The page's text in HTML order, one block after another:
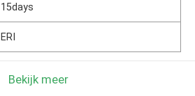
15days
ERI
Bekijk meer